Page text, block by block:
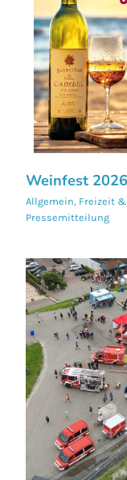
Weinfest 2026
Allgemein, Freizeit
Pressemitteilung